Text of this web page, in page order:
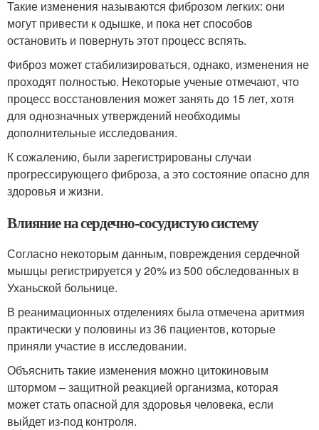
Такие изменения называются фиброзом легких: они
могут привести к одышке, и пока нет способов
остановить и повернуть этот процесс вспять.
Фиброз может стабилизироваться, однако, изменения не
проходят полностью. Некоторые ученые отмечают, что
процесс восстановления может занять до 15 лет, хотя
для однозначных утверждений необходимы
дополнительные исследования.
К сожалению, были зарегистрированы случаи
прогрессирующего фиброза, а это состояние опасно для
здоровья и жизни.
Влияние на сердечно-сосудистую систему
Согласно некоторым данным, повреждения сердечной
мышцы регистрируется у 20% из 500 обследованных в
Уханьской больнице.
В реанимационных отделениях была отмечена аритмия
практически у половины из 36 пациентов, которые
приняли участие в исследовании.
Объяснить такие изменения можно цитокиновым
штормом – защитной реакцией организма, которая
может стать опасной для здоровья человека, если
выйдет из-под контроля.